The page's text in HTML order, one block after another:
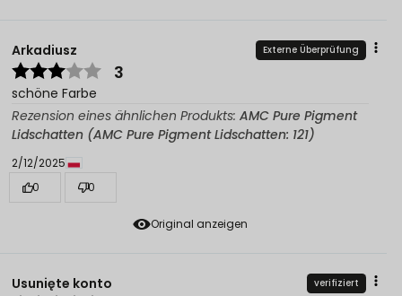
Original anzeigen
Arkadiusz Externe Überprüfung
3
schöne Farbe
Rezension eines ähnlichen Produkts: AMC Pure Pigment
Lidschatten (AMC Pure Pigment Lidschatten: 121)
2/12/2025
0
0
Usunięte konto verifiziert